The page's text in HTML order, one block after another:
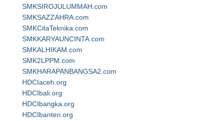
SMKSIROJULUMMAH.com
SMKSAZZAHRA.com
SMKCitaTeknika.com
SMKKARYAUNCINTA.com
SMKALHIKAM.com
SMK2LPPM.com
SMKHARAPANBANGSA2.com
HDCIaceh.org
HDCIbali.org
HDCIbangka.org
HDCIbanten.org